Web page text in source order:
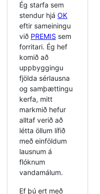
Ég starfa sem
stendur hjá OK
eftir sameiningu
við PREMIS sem
forritari. Ég hef
komið að
uppbyggingu
fjölda sérlausna
og samþættingu
kerfa, mitt
markmið hefur
alltaf verið að
létta öllum lífið
með einföldum
lausnum á
flóknum
vandamálum.
Ef þú ert með